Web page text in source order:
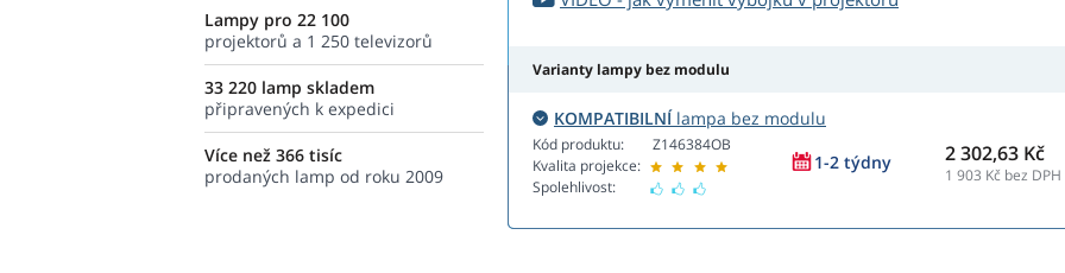
Varianty lampy bez modulu
KOMPATIBILNÍlampa bez modulu
Kód produktu:
Kvalita projekce:
Spolehlivost:
Z146384OB
1-2 týdny 2 302,63 Kč
1 903 Kč bez DPH
Lampy pro 22 100
projektorů a 1 250 televizorů
33 220 lamp skladem
připravených k expedici
Více než 366 tisíc
prodaných lamp od roku 2009